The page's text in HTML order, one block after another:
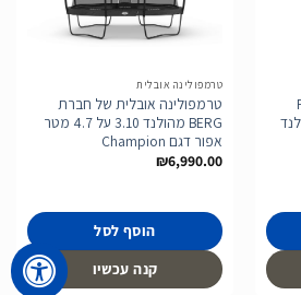
טרמפולינה אובלית
טרמפולינה אובלית של חברת
BERG מהולנד 3.10 על 4.7 מטר
אפור דגם Champion
₪6,990.00
הוסף לסל
קנה עכשיו